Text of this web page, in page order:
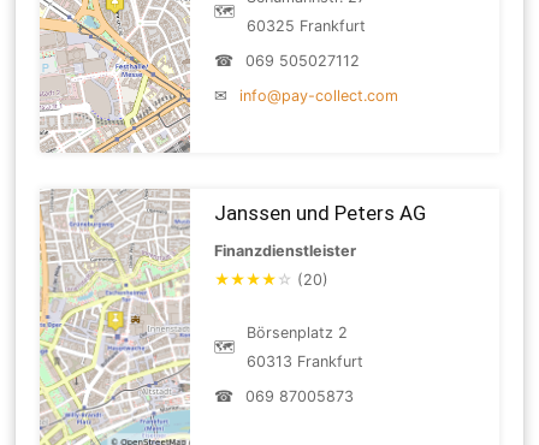
🗺
60325 Frankfurt
☎
069 505027112
✉
info@pay-collect.com
Janssen und Peters AG
Finanzdienstleister
★★★★ ☆ (20)
🗺
Börsenplatz 2
60313 Frankfurt
☎
069 87005873